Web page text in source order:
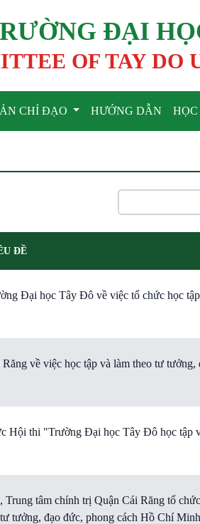
ĐẠI
OF TAY DO
CHỈ ĐẠO HƯỚNG DẪN
ĐỀ
Đại học Tây Đô về việc tổ chức học
về việc học tập và làm theo tư tưởng,
Hội thi "Trường Đại học Tây Đô học tập
tâm chính trị Quận Cái Răng tổ
tưởng, đạo đức, phong cách Hồ Chí